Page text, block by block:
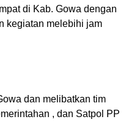
di Kab. Gowa dengan
kegiatan melebihi jam
dan melibatkan tim
, dan Satpol PP